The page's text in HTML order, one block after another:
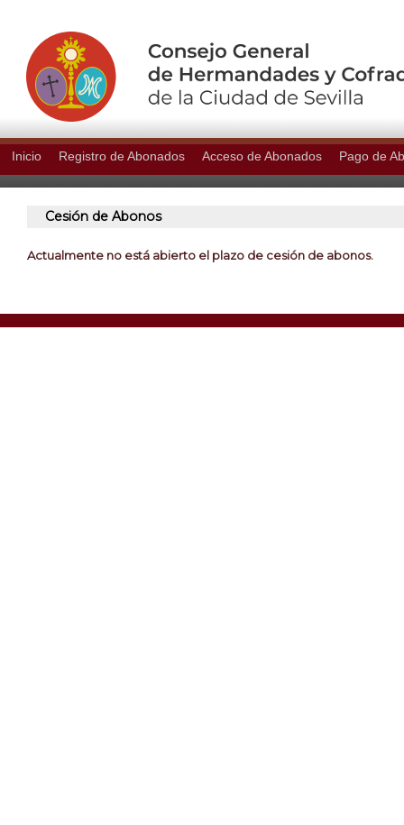
Inicio Registro de Abonados Acceso de Abonados Pago de
Cesión de Abonos
Actualmente no está abierto el plazo de cesión de abonos.